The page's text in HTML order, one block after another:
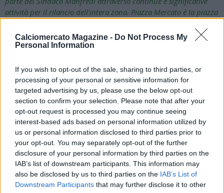
Calciomercato Magazine - Do Not Process My
Personal Information
If you wish to opt-out of the sale, sharing to third parties, or
processing of your personal or sensitive information for
targeted advertising by us, please use the below opt-out
section to confirm your selection. Please note that after your
opt-out request is processed you may continue seeing
interest-based ads based on personal information utilized by
us or personal information disclosed to third parties prior to
your opt-out. You may separately opt-out of the further
disclosure of your personal information by third parties on the
IAB’s list of downstream participants. This information may
also be disclosed by us to third parties on the IAB’s List of
Downstream Participants that may further disclose it to other
attività per il rilancio dell'intera zona. Piazza Mercato è la piazza
rappresentano un’importante risorsa per il nostro territorio. Non
si può, infatti, costruire il futuro se non sulle tracce del passato”
Sergio Locoratolo.
“La Notte della Tammorra è un evento di grande condivisione e
socializzazione, ma anche di salvaguardia e valorizzazione delle
tradizioni che vengono tramandate non solo con serate di danza
e musica ma anche attraverso stage e laboratori dedicati alle arti
e agli antichi mestieri. Ciò in perfetta coerenza con il più ampio
progetto di lungo periodo di Napoli Città della Musica, che vede
nella musica uno strumento fondamentale per la crescita
culturale, civile, sociale ed economica della comunità”,
Ferdinando Tozzi , consigliere delegato del Sindaco per
l’industria musicale e l’audiovisivo.